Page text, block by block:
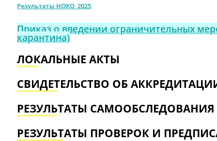
Результаты НОКО_2025
Приказ о введении ограничительных
карантина)
ЛОКАЛЬНЫЕ АКТЫ
СВИДЕТЕЛЬСТВО ОБ
РЕЗУЛЬТАТЫ САМООБСЛЕДОВАНИЯ
РЕЗУЛЬТАТЫ ПРОВЕРОК И